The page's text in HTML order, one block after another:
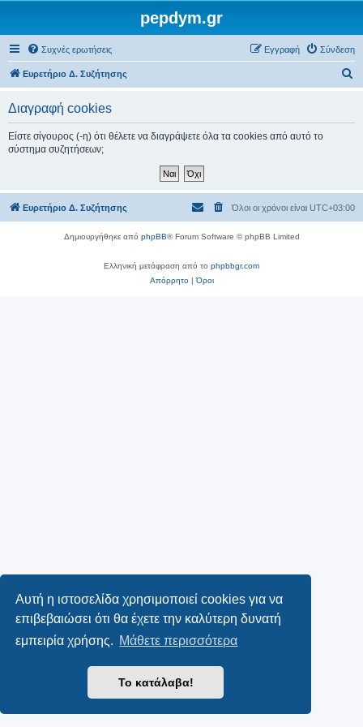
Αυτή η ιστοσελίδα χρησιμοποιεί cookies για να
επιβεβαιώσει ότι θα έχετε την καλύτερη δυνατή
εμπειρία χρήσης. Μάθετε περισσότερα
Το κατάλαβα!
pepdym.gr
Συχνές ερωτήσεις Σύνδεση
Εγγραφή
Ευρετήριο Δ. Συζήτησης
σ
Διαγραφή cookies
Είστε σίγουρος (-η) ότι θέλετε να διαγράψετε όλα τα cookies από αυτό το
σύστημα συζητήσεων;
Ευρετήριο Δ. Συζήτησης Όλοι οι χρόνοι είναι UTC+03:00
Δημιουργήθηκε από phpBB® Forum Software © phpBB Limited
Ελληνική μετάφραση από το phpbbgr.com
Απόρρητο|Όροι